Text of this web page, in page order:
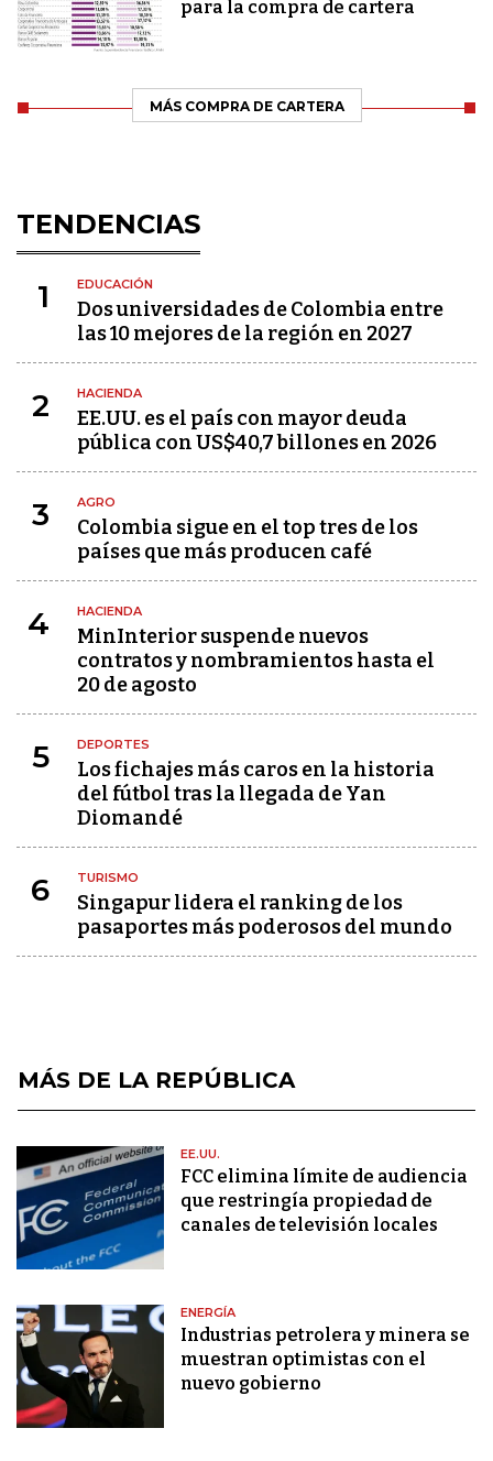
para la compra de cartera
MÁS COMPRA DE CARTERA
TENDENCIAS
1 EDUCACIÓN
Dos universidades de Colombia entre
las 10 mejores de la región en 2027
2 HACIENDA
EE.UU. es el país con mayor deuda
pública con US$40,7 billones en 2026
3 AGRO
Colombia sigue en el top tres de los
países que más producen café
4 HACIENDA
MinInterior suspende nuevos
contratos y nombramientos hasta el
20 de agosto
5 DEPORTES
Los fichajes más caros en la historia
del fútbol tras la llegada de Yan
Diomandé
6 TURISMO
Singapur lidera el ranking de los
pasaportes más poderosos del mundo
MÁS DE LA REPÚBLICA
EE.UU.
FCC elimina límite de audiencia
que restringía propiedad de
canales de televisión locales
ENERGÍA
Industrias petrolera y minera se
muestran optimistas con el
nuevo gobierno